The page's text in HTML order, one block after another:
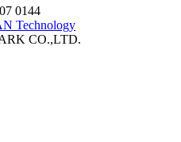
0144
Technology
CO.,LTD.